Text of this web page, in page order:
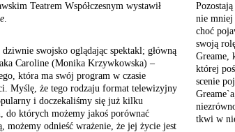
Teatrem Współczesnym wystawił
.
swojsko oglądając spektakl; główną
Caroline (Monika Krzywkowska) –
która ma swój program w czasie
Myślę, że tego rodzaju format telewizyjny
i doczekaliśmy się już kilku
do których możemy jakoś porównać
możemy odnieść wrażenie, że jej życie jest
nie mniej
choć
swoją
Greame,
której
scenie
tkwi w